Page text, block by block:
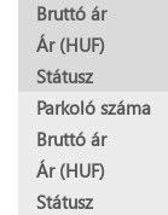
Bruttó ár
Ár (HUF)
Státusz
Parkoló száma
Bruttó ár
Ár (HUF)
Státusz